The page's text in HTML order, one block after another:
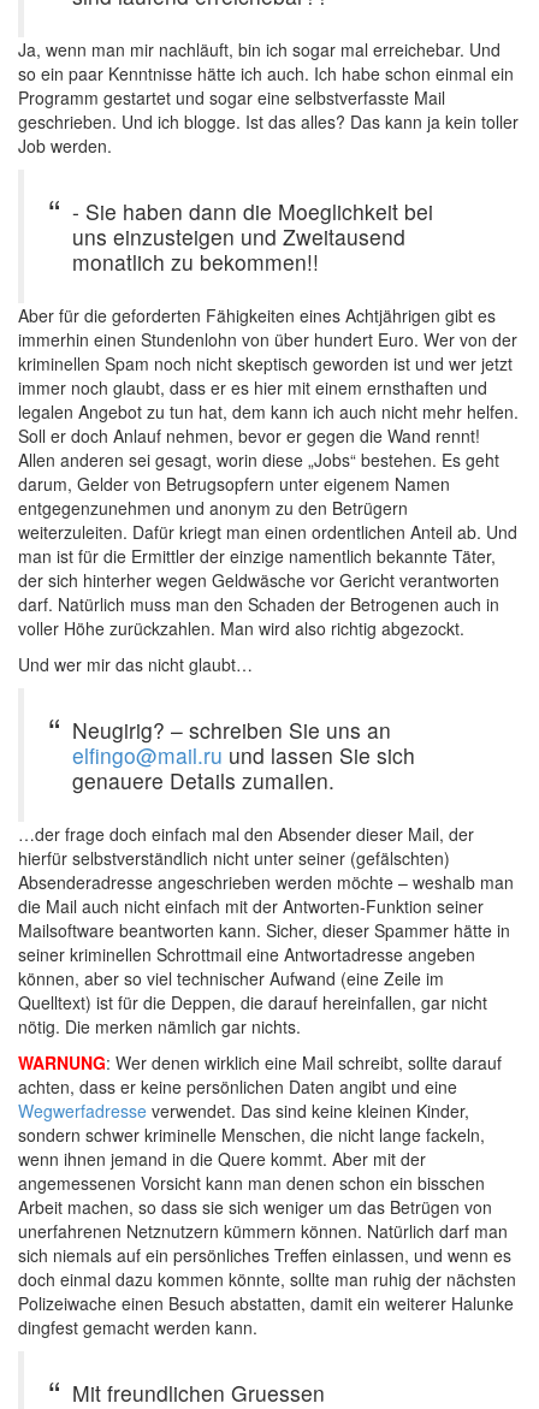
Ja, wenn man mir nachläuft, bin ich sogar mal erreichebar. Und
so ein paar Kenntnisse hätte ich auch. Ich habe schon einmal ein
Programm gestartet und sogar eine selbstverfasste Mail
geschrieben. Und ich blogge. Ist das alles? Das kann ja kein toller
Job werden.
- Sie haben dann die Moeglichkeit bei
uns einzusteigen und Zweitausend
monatlich zu bekommen!!
Aber für die geforderten Fähigkeiten eines Achtjährigen gibt es
immerhin einen Stundenlohn von über hundert Euro. Wer von der
kriminellen Spam noch nicht skeptisch geworden ist und wer jetzt
immer noch glaubt, dass er es hier mit einem ernsthaften und
legalen Angebot zu tun hat, dem kann ich auch nicht mehr helfen.
Soll er doch Anlauf nehmen, bevor er gegen die Wand rennt!
Allen anderen sei gesagt, worin diese „Jobs“ bestehen. Es geht
darum, Gelder von Betrugsopfern unter eigenem Namen
entgegenzunehmen und anonym zu den Betrügern
weiterzuleiten. Dafür kriegt man einen ordentlichen Anteil ab. Und
man ist für die Ermittler der einzige namentlich bekannte Täter,
der sich hinterher wegen Geldwäsche vor Gericht verantworten
darf. Natürlich muss man den Schaden der Betrogenen auch in
voller Höhe zurückzahlen. Man wird also richtig abgezockt.
Und wer mir das nicht glaubt…
Neugirig? – schreiben Sie uns an
elfingo@mail.ru und lassen Sie sich
genauere Details zumailen.
…der frage doch einfach mal den Absender dieser Mail, der
hierfür selbstverständlich nicht unter seiner (gefälschten)
Absenderadresse angeschrieben werden möchte – weshalb man
die Mail auch nicht einfach mit der Antworten-Funktion seiner
Mailsoftware beantworten kann. Sicher, dieser Spammer hätte in
seiner kriminellen Schrottmail eine Antwortadresse angeben
können, aber so viel technischer Aufwand (eine Zeile im
Quelltext) ist für die Deppen, die darauf hereinfallen, gar nicht
nötig. Die merken nämlich gar nichts.
WARNUNG: Wer denen wirklich eine Mail schreibt, sollte darauf
achten, dass er keine persönlichen Daten angibt und eine
Wegwerfadresse verwendet. Das sind keine kleinen Kinder,
sondern schwer kriminelle Menschen, die nicht lange fackeln,
wenn ihnen jemand in die Quere kommt. Aber mit der
angemessenen Vorsicht kann man denen schon ein bisschen
Arbeit machen, so dass sie sich weniger um das Betrügen von
unerfahrenen Netznutzern kümmern können. Natürlich darf man
sich niemals auf ein persönliches Treffen einlassen, und wenn es
doch einmal dazu kommen könnte, sollte man ruhig der nächsten
Polizeiwache einen Besuch abstatten, damit ein weiterer Halunke
dingfest gemacht werden kann.
Mit freundlichen Gruessen